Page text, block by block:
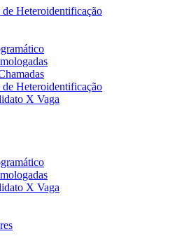
Heteroidentificação
Heteroidentificação
X Vaga
X Vaga